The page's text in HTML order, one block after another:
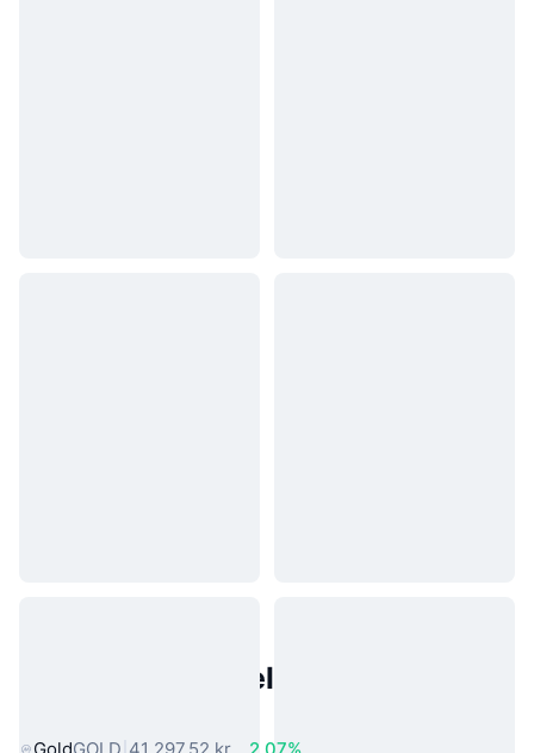
Populære eiendeler fra den
GoldGOLD 41 297,52 kr 2.07%